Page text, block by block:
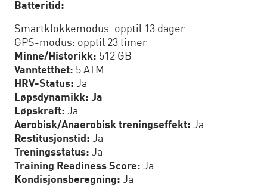
Batteritid:
Smartklokkemodus: opptil 13 dager
GPS-modus: opptil 23 timer
Minne/Historikk: 512 GB
Vanntetthet: 5 ATM
HRV-Status: Ja
Løpsdynamikk: Ja
Løpskraft: Ja
Aerobisk/Anaerobisk treningseffekt: Ja
Restitusjonstid: Ja
Treningsstatus: Ja
Training Readiness Score: Ja
Kondisjonsberegning: Ja